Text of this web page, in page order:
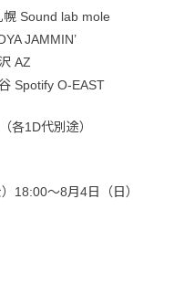
Sound lab mole
JAMMIN’
AZ
Spotify O-EAST
各1D代別途）
18:00〜8月4日（日）